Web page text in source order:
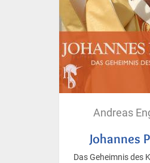
Andreas
Johannes
Das Geheimnis des